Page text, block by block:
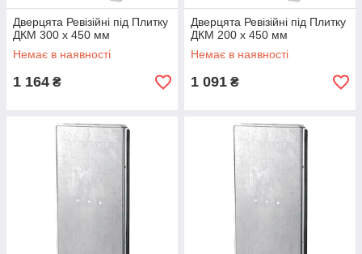
Дверцята Ревізійні під Плитку
ДКМ 300 х 450 мм
Немає в наявності
1 164 ₴
Дверцята Ревізійні під Плитку
ДКМ 200 х 450 мм
Немає в наявності
1 091 ₴